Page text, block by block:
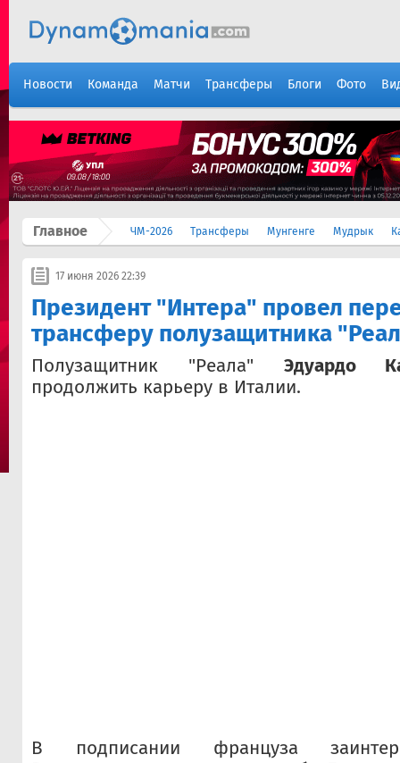
Новости Команда Матчи Трансферы Блоги Фото
Главное ЧМ-2026 Трансферы Мунгенге Мудрык
17 июня 2026 22:39
Президент "Интера" провел
трансферу полузащитника
Полузащитник "Реала" Эдуардо
продолжить карьеру в Италии.
В подписании француза